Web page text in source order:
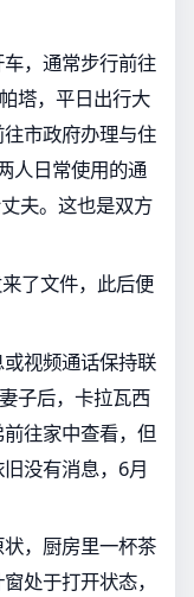
，通常步行前往
塔，平日出行大
市政府办理与住
人日常使用的通
夫。这也是双方
了文件，此后便
视频通话保持联
子后，卡拉瓦西
往家中查看，但
没有消息，6月
，厨房里一杯茶
处于打开状态，